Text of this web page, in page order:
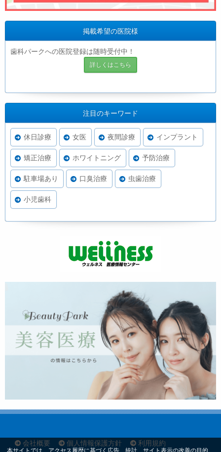
掲載希望の医院様
歯科パークへの医院登録は随時受付中！
詳しくはこちら
注目のキーワード
休日診療 女医 夜間診療 インプラント
矯正治療 ホワイトニング 予防治療
駐車場あり 口臭治療 虫歯治療
小児歯科
会社概要 個人情報保護方針
利用規約
本サイトでは、アクセス履歴に基づく広告、統計、サイト表示の改善の目的